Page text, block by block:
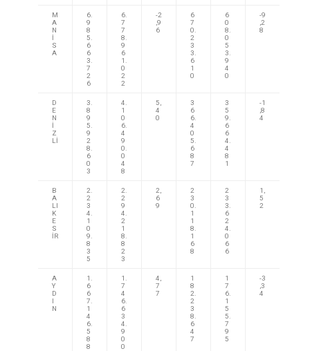
M
A
N
İ
S
A
6.
9
8
5.
6
6
3.
7
2
6
6.
7
7
8.
9
6
1.
0
2
2
-2
,9
6
6
7
0.
2
3
3.
6
1
0
6
0
8.
0
5
3.
9
4
0
-9
,2
8
D
E
N
İ
Z
Lİ
3.
8
9
5.
9
2
8.
6
0
3
4.
1
0
6.
4
9
0.
0
4
8
5,
4
0
3
6
6.
4
0
5.
6
8
7
3
5
9.
6
6
4.
4
8
1
-1
,8
4
B
A
LI
K
E
S
İR
2.
2
3
4.
1
0
9.
8
3
5
2.
2
9
4.
2
1
8.
8
2
3
2,
6
9
2
3
0.
1
1
8.
1
6
8
2
3
3.
6
2
4.
0
6
6
1,
5
2
A
Y
D
I
N
1.
6
6
7.
1
4
6.
5
8
8
1.
7
4
6.
6
3
4.
9
0
0
4,
7
7
1
8
2.
2
3
8.
6
4
7
1
7
6.
1
5
5.
7
9
5
-3
,3
4